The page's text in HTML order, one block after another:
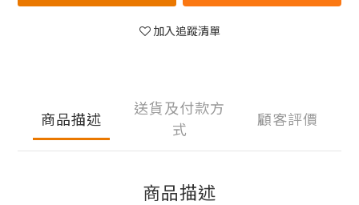
加入追蹤清單
商品描述
送貨及付款方
式
顧客評價
商品描述